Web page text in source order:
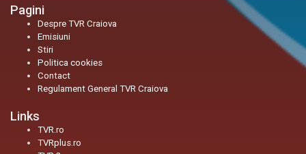
Pagini
Despre TVR Craiova
Emisiuni
Stiri
Politica cookies
Contact
Regulament General TVR Craiova
Links
TVR.ro
TVRplus.ro